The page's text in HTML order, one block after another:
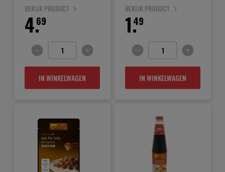
BEKIJK PRODUCT
69
4.
IN WINKELWAGEN
BEKIJK PRODUCT
49
1.
IN WINKELWAGEN